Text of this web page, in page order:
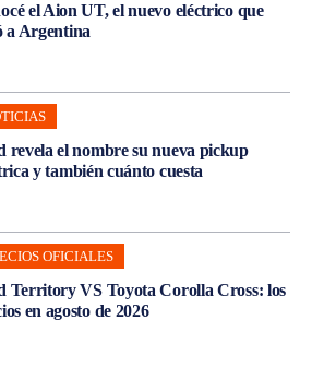
el Aion UT, el nuevo eléctrico que
a Argentina
revela el nombre su nueva pickup
y también cuánto cuesta
OFICIALES
Territory VS Toyota Corolla Cross: los
en agosto de 2026